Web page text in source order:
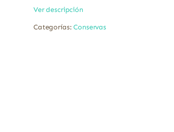
Ver descripción
Categorías:Conservas